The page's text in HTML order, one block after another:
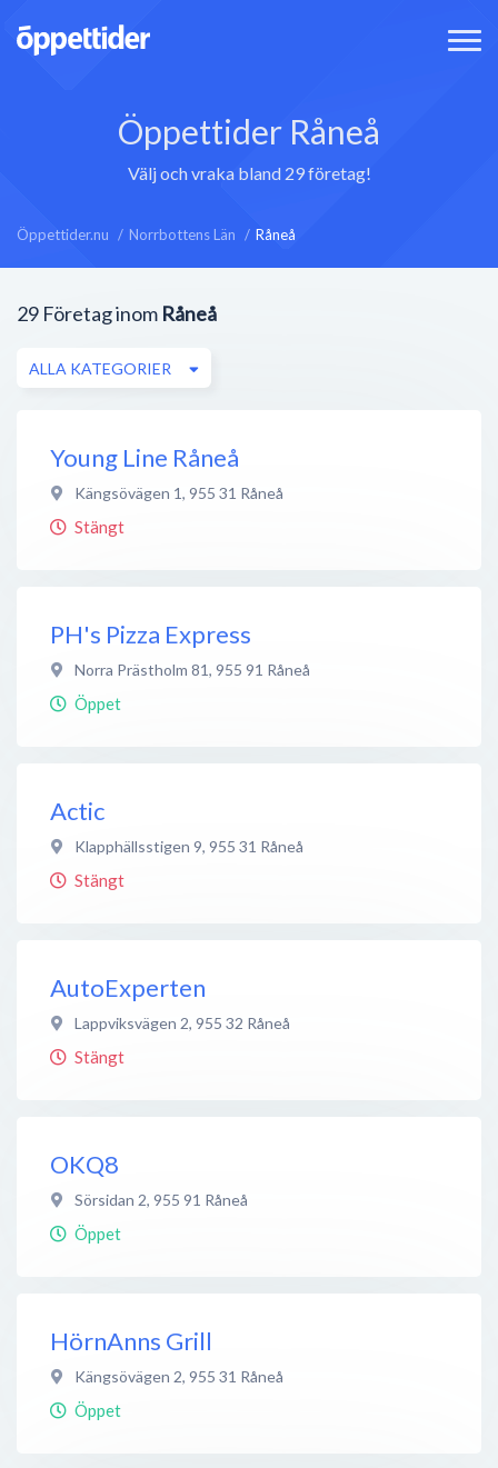
Öppettider Råneå
Välj och vraka bland 29 företag!
Öppettider.nu Norrbottens Län Råneå
29 Företag inom Råneå
ALLA KATEGORIER
Young Line Råneå
Kängsövägen 1, 955 31 Råneå
Stängt
PH's Pizza Express
Norra Prästholm 81, 955 91 Råneå
Öppet
Actic
Klapphällsstigen 9, 955 31 Råneå
Stängt
AutoExperten
Lappviksvägen 2, 955 32 Råneå
Stängt
OKQ8
Sörsidan 2, 955 91 Råneå
Öppet
HörnAnns Grill
Kängsövägen 2, 955 31 Råneå
Öppet